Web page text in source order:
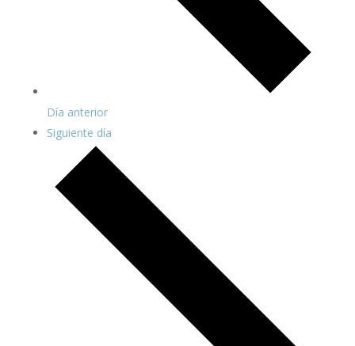
Día anterior
Siguiente día